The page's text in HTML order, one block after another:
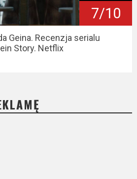
7/10
Geina. Recenzja serialu
Story. Netflix